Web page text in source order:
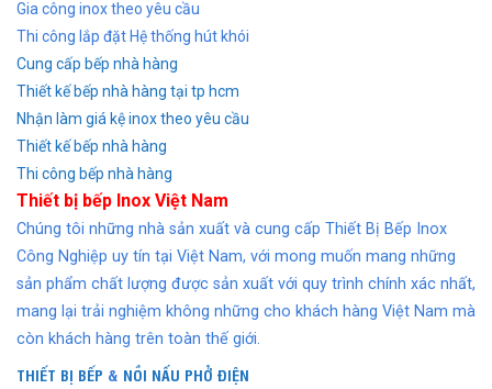
Gia công inox theo yêu cầu
Thi công lắp đặt Hệ thống hút khói
Cung cấp bếp nhà hàng
Thiết kế bếp nhà hàng tại tp hcm
Nhận làm giá kệ inox theo yêu cầu
Thiết kế bếp nhà hàng
Thi công bếp nhà hàng
Thiết bị bếp Inox Việt Nam
Chúng tôi những nhà sản xuất và cung cấp Thiết Bị Bếp Inox
Công Nghiệp uy tín tại Việt Nam, với mong muốn mang những
sản phẩm chất lượng được sản xuất với quy trình chính xác nhất,
mang lại trải nghiệm không những cho khách hàng Việt Nam mà
còn khách hàng trên toàn thế giới.
THIẾT BỊ BẾP & NỒI NẤU PHỞ ĐIỆN